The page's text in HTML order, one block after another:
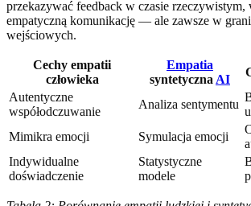
przekazywać feedback w czasie rzeczywistym,
empatyczną komunikację — ale zawsze w
wejściowych.
Cechy empatii
człowieka
Empatia
syntetyczna AI
Autentyczne
współodczuwanie
Analiza sentymentu
Mimikra emocji
Symulacja emocji
Indywidualne
doświadczenie
Statystyczne
modele